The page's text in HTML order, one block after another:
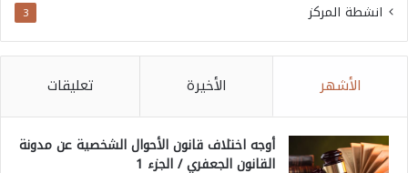
انشطة المركز 3
الأشهر الأخيرة تعليقات
أوجه اختلاف قانون الأحوال الشخصية عن مدونة
القانون الجعفري / الجزء 1